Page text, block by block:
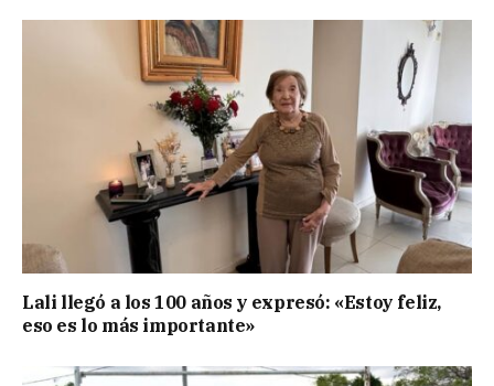
Lali llegó a los 100 años y expresó: «Estoy feliz,
eso es lo más importante»